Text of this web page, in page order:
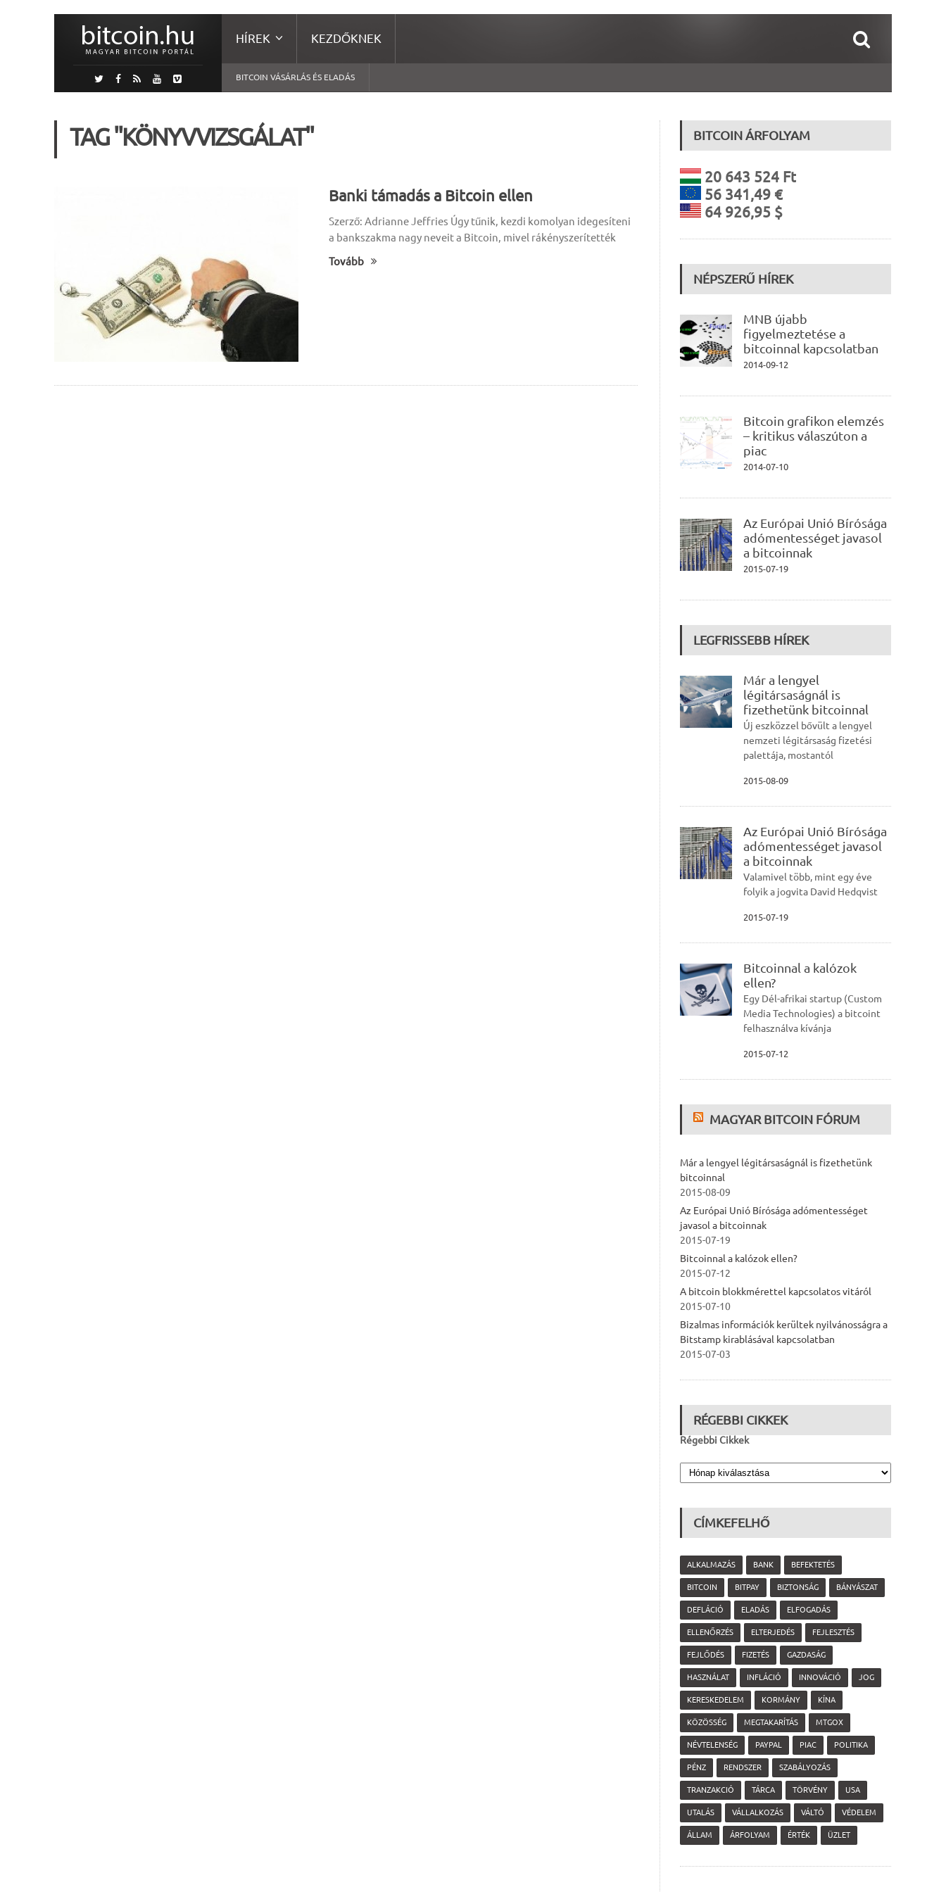
HÍREK KEZDŐKNEK
BITCOIN VÁSÁRLÁS ÉS ELADÁS
TAG "KÖNYVVIZSGÁLAT"
Banki támadás a Bitcoin ellen
Szerző: Adrianne Jeffries Úgy tűnik, kezdi komolyan idegesíteni
a bankszakma nagy neveit a Bitcoin, mivel rákényszerítették
Tovább
BITCOIN ÁRFOLYAM
20 643 524 Ft
56 341,49 €
64 926,95 $
NÉPSZERŰ HÍREK
MNB újabb
figyelmeztetése a
bitcoinnal kapcsolatban
2014-09-12
Bitcoin grafikon elemzés
– kritikus válaszúton a
piac
2014-07-10
Az Európai Unió Bírósága
adómentességet javasol
a bitcoinnak
2015-07-19
LEGFRISSEBB HÍREK
Már a lengyel
légitársaságnál is
fizethetünk bitcoinnal
Új eszközzel bővült a lengyel
nemzeti légitársaság fizetési
palettája, mostantól
2015-08-09
Az Európai Unió Bírósága
adómentességet javasol
a bitcoinnak
Valamivel több, mint egy éve
folyik a jogvita David Hedqvist
2015-07-19
Bitcoinnal a kalózok
ellen?
Egy Dél-afrikai startup (Custom
Media Technologies) a bitcoint
felhasználva kívánja
2015-07-12
MAGYAR BITCOIN FÓRUM
Már a lengyel légitársaságnál is fizethetünk
bitcoinnal
2015-08-09
Az Európai Unió Bírósága adómentességet
javasol a bitcoinnak
2015-07-19
Bitcoinnal a kalózok ellen?
2015-07-12
A bitcoin blokkmérettel kapcsolatos vitáról
2015-07-10
Bizalmas információk kerültek nyilvánosságra a
Bitstamp kirablásával kapcsolatban
2015-07-03
RÉGEBBI CIKKEK
Régebbi Cikkek
CÍMKEFELHŐ
ALKALMAZÁS BANK BEFEKTETÉS
BITCOIN BITPAY BIZTONSÁG BÁNYÁSZAT
DEFLÁCIÓ ELADÁS ELFOGADÁS
ELLENŐRZÉS ELTERJEDÉS FEJLESZTÉS
FEJLŐDÉS FIZETÉS GAZDASÁG
HASZNÁLAT INFLÁCIÓ INNOVÁCIÓ JOG
KERESKEDELEM KORMÁNY KÍNA
KÖZÖSSÉG MEGTAKARÍTÁS MTGOX
NÉVTELENSÉG PAYPAL PIAC POLITIKA
PÉNZ RENDSZER SZABÁLYOZÁS
TRANZAKCIÓ TÁRCA TÖRVÉNY USA
UTALÁS VÁLLALKOZÁS VÁLTÓ VÉDELEM
ÁLLAM ÁRFOLYAM ÉRTÉK ÜZLET